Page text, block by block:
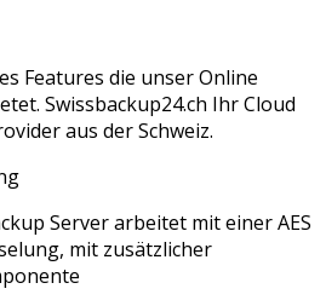
Features die unser Online
Swissbackup24.ch Ihr Cloud
aus der Schweiz.
Server arbeitet mit einer AES
mit zusätzlicher